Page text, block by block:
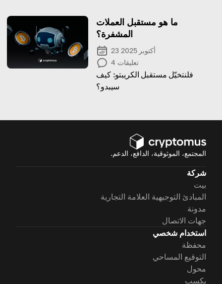
ما هو مستقبل العملات
المشفرة؟
23 أكتوبر 2025
4 تعليقات
فلنتخيّل مستقبل الكريبتو: كيف
سيبدو؟
المجتمع، الموثوقية، الدافع، الدعم.
شركة
بيت
المبادئ التوجيهية العلامة التجارية
مدونة
جهات الاتصال
استخدام شخصي
محفظة
التوقيع المساحي
محول
يكسب